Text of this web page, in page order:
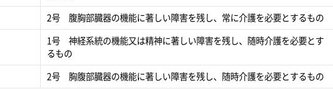
2号 腹胸部臓器の機能に著しい障害を残し、常に介護を必要とするもの
1号 神経系統の機能又は精神に著しい障害を残し、随時介護を必要とす
るもの
2号 胸腹部臓器の機能に著しい障害を残し、随時介護を必要とするもの